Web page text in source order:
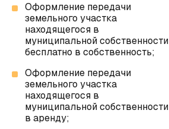
Оформление передачи
земельного участка
находящегося в
муниципальной собственности
бесплатно в собственность;
Оформление передачи
земельного участка
находящегося в
муниципальной собственности
в аренду;